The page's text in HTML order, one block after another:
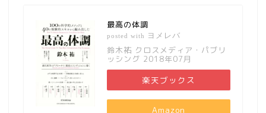
最高の体調
posted with ヨメレバ
鈴木祐 クロスメディア・パブリ
ッシング 2018年07月
楽天ブックス
Amazon